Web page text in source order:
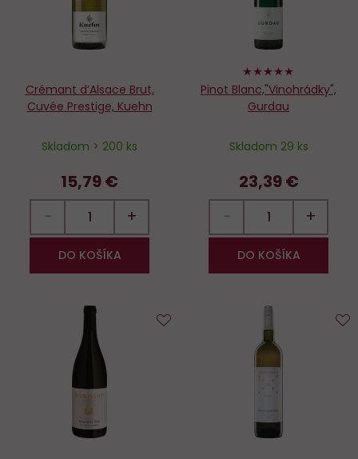
Crémant d’Alsace Brut,
Cuvée Prestige, Kuehn
Skladom > 200 ks
15,79 €
− +
DO KOŠÍKA
100%
Pinot Blanc,"Vinohrádky",
Gurdau
Skladom 29 ks
23,39 €
− +
DO KOŠÍKA